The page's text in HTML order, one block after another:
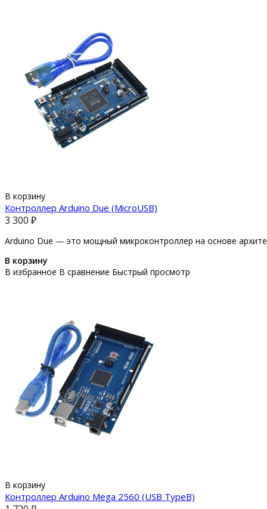
В корзину
Контроллер Arduino Due (MicroUSB)
3 300 ₽
Arduino Due — это мощный микроконтроллер на основе
В корзину
В избранное В сравнение Быстрый просмотр
В корзину
Контроллер Arduino Mega 2560 (USB TypeB)